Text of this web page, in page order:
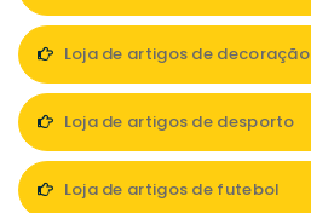
Loja de artigos de
Loja de artigos de desporto
Loja de artigos de futebol